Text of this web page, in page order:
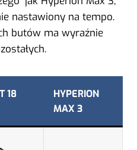
nastawiony na tempo.
butów ma wyraźnie
18
HYPERION
MAX 3